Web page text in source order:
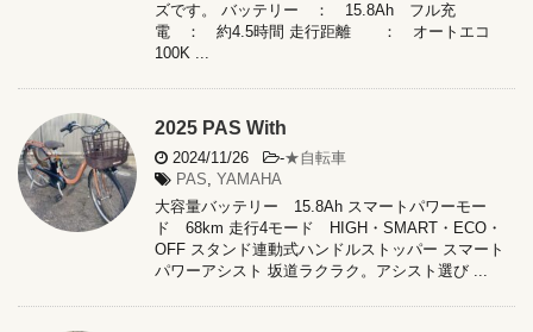
ズです。 バッテリー ： 15.8Ah フル充
電 ： 約4.5時間 走行距離 ： オートエコ
100K ...
2025 PAS With
2024/11/26 -★自転車
PAS, YAMAHA
大容量バッテリー 15.8Ah スマートパワーモー
ド 68km 走行4モード HIGH・SMART・ECO・
OFF スタンド連動式ハンドルストッパー スマート
パワーアシスト 坂道ラクラク。アシスト選び ...